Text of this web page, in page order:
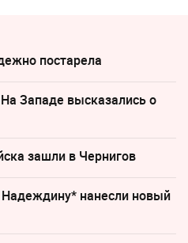
постарела
Западе высказались о
зашли в Чернигов
нанесли новый